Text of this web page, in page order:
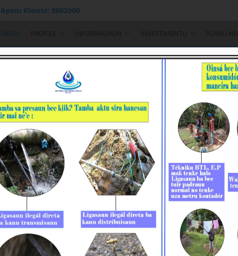
Apoiu Kliente: 8002000
INISIU PROFILE INFORMASAUN INVESTIMENTU PLANU